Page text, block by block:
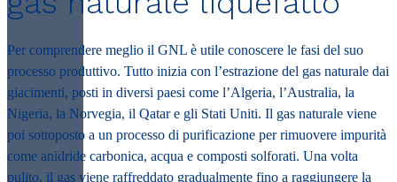
Per comprendere meglio il GNL è utile conoscere le fasi del suo
processo produttivo. Tutto inizia con l’estrazione del gas naturale dai
giacimenti, posti in diversi paesi come l’Algeria, l’Australia, la
Nigeria, la Norvegia, il Qatar e gli Stati Uniti. Il gas naturale viene
poi sottoposto a un processo di purificazione per rimuovere impurità
come anidride carbonica, acqua e composti solforati. Una volta
pulito, il gas viene raffreddato gradualmente fino a raggiungere la